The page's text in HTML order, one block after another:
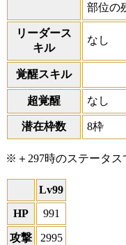
部位の
リーダース
キル
なし
覚醒スキル
超覚醒 なし
潜在枠数 8枠
※＋297時のステータス
Lv99
HP
991
攻撃 2995